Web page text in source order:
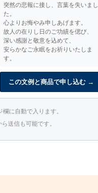
突然の悲報に接し、言葉を失いまし
た。
心よりお悔やみ申しあげます。
故人の在りし日のご功績を偲び、
深い感謝と敬意を込めて、
安らかなご永眠をお祈りいたしま
す。
この文例と商品で申し込む →
に自動で入ります。
送信も可能です。